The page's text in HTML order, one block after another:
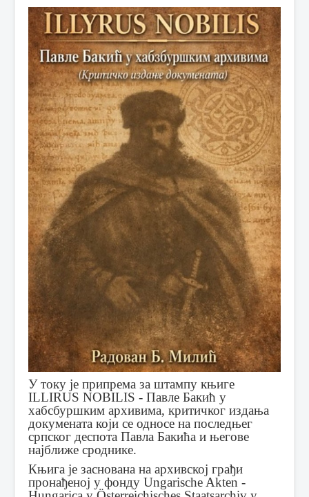
SPORT
PISMA ČITALACA
IMPRESUM
У току је припрема за штампу књиге
ILLIRUS NOBILIS - Павле Бакић у
хабсбуршким архивима, критичког издања
докумената који се односе на последњег
српског деспота Павла Бакића и његове
најближе сроднике.
Књига је заснована на архивској грађи
пронађеној у фонду Ungarische Akten -